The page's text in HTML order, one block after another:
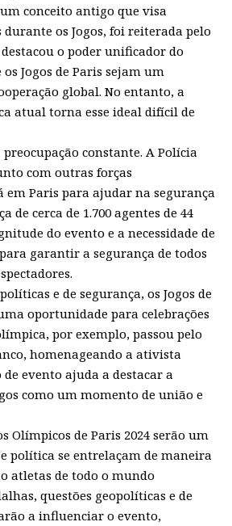
conceito antigo que visa
os Jogos, foi reiterada pelo
destacou o poder unificador do
Jogos de Paris sejam um
global. No entanto, a
atual torna esse ideal difícil de
constante. A Polícia
com outras forças
em Paris para ajudar na segurança
de cerca de 1.700 agentes de 44
do evento e a necessidade de
garantir a segurança de todos
e de segurança, os Jogos de
oportunidade para celebrações
por exemplo, passou pelo
homenageando a ativista
evento ajuda a destacar a
como um momento de união e
Olímpicos de Paris 2024 serão um
política se entrelaçam de maneira
atletas de todo o mundo
questões geopolíticas e de
a influenciar o evento,